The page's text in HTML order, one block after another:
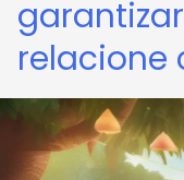
relacione